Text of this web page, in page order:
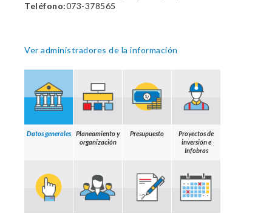
Teléfono:073-378565
Ver administradores de la información
Datos generales
Planeamiento y
organización
Presupuesto
Proyectos de
inversión e
Infobras